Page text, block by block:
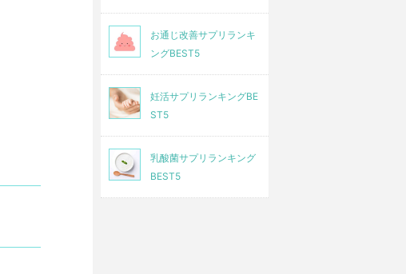
お通じ改善サプリランキ
ングBEST5
妊活サプリランキングBE
ST5
乳酸菌サプリランキング
BEST5